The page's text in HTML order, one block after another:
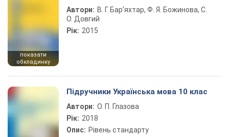
показати
обкладинку
Автори: В. Г. Бар’яхтар, Ф. Я. Божинова, С.
О. Довгий
Рік: 2015
Підручники Українська мова 10 клас
Автори: О. П. Глазова
Рік: 2018
Опис: Рівень стандарту